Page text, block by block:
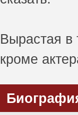
Вырастая в
кроме